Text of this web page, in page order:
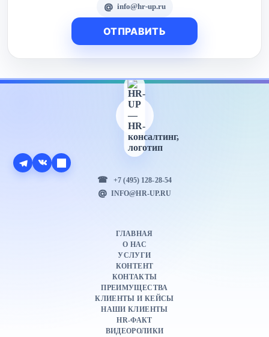
info@hr-up.ru
+7 (495) 128-28-54
INFO@HR-UP.RU
ГЛАВНАЯ
О НАС
УСЛУГИ
КОНТЕНТ
КОНТАКТЫ
ПРЕИМУЩЕСТВА
КЛИЕНТЫ И КЕЙСЫ
НАШИ КЛИЕНТЫ
HR-ФАКТ
ВИДЕОРОЛИКИ